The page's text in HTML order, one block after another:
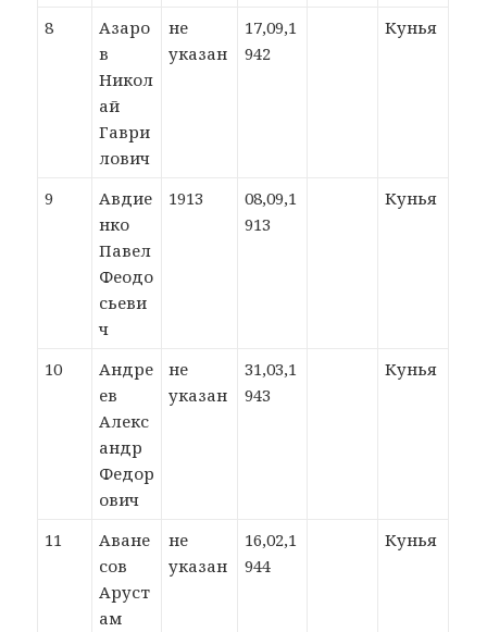
8
Азаро
в
Никол
ай
Гаври
лович
не
указан
17,09,1
942
Кунья
9
Авдие
нко
Павел
Феодо
сьеви
ч
1913
08,09,1
913
Кунья
10
Андре
ев
Алекс
андр
Федор
ович
не
указан
31,03,1
943
Кунья
11
Аване
сов
Аруст
ам
не
указан
16,02,1
944
Кунья